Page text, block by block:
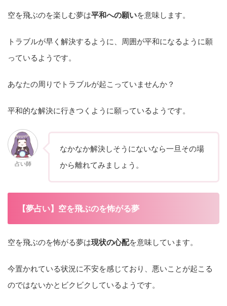
空を飛ぶのを楽しむ夢は平和への願いを意味します。
トラブルが早く解決するように、周囲が平和になるように願
っているようです。
あなたの周りでトラブルが起こっていませんか？
平和的な解決に行きつくように願っているようです。
占い師
なかなか解決しそうにないなら一旦その場
から離れてみましょう。
【夢占い】空を飛ぶのを怖がる夢
空を飛ぶのを怖がる夢は現状の心配を意味しています。
今置かれている状況に不安を感じており、悪いことが起こる
のではないかとビクビクしているようです。